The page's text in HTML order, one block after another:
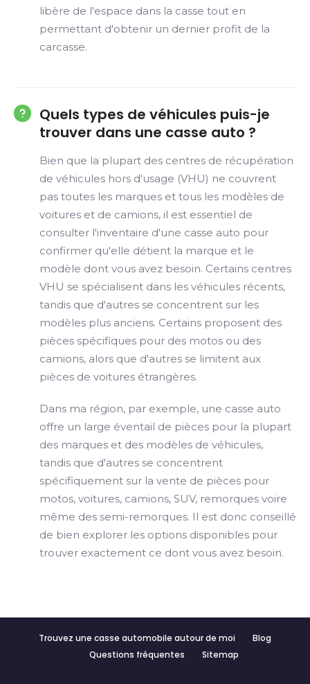
libère de l'espace dans la casse tout en
permettant d'obtenir un dernier profit de la
carcasse.
Quels types de véhicules puis-je
trouver dans une casse auto ?
Bien que la plupart des centres de récupération
de véhicules hors d'usage (VHU) ne couvrent
pas toutes les marques et tous les modèles de
voitures et de camions, il est essentiel de
consulter l'inventaire d'une casse auto pour
confirmer qu'elle détient la marque et le
modèle dont vous avez besoin. Certains centres
VHU se spécialisent dans les véhicules récents,
tandis que d'autres se concentrent sur les
modèles plus anciens. Certains proposent des
pièces spécifiques pour des motos ou des
camions, alors que d'autres se limitent aux
pièces de voitures étrangères.
Dans ma région, par exemple, une casse auto
offre un large éventail de pièces pour la plupart
des marques et des modèles de véhicules,
tandis que d'autres se concentrent
spécifiquement sur la vente de pièces pour
motos, voitures, camions, SUV, remorques voire
même des semi-remorques. Il est donc conseillé
de bien explorer les options disponibles pour
trouver exactement ce dont vous avez besoin.
Trouvez une casse automobile autour de moi
Blog
Questions fréquentes
Sitemap